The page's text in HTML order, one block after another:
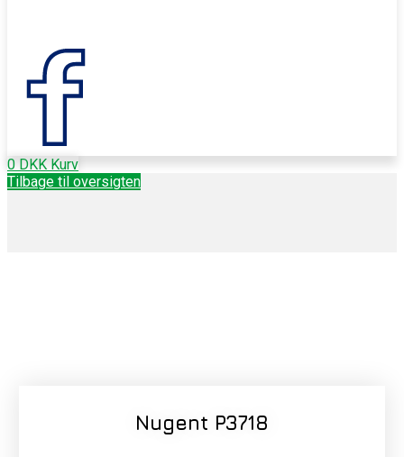
0 DKK Kurv
Tilbage til oversigten
Nugent P3718